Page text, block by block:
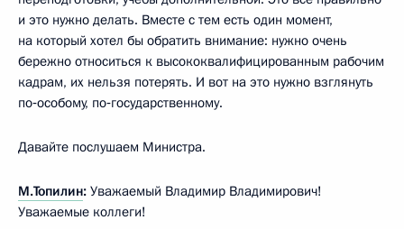
и это нужно делать. Вместе с тем есть один момент,
на который хотел бы обратить внимание: нужно очень
бережно относиться к высококвалифицированным рабочим
кадрам, их нельзя потерять. И вот на это нужно взглянуть
по‑особому, по‑государственному.
Давайте послушаем Министра.
М.Топилин: Уважаемый Владимир Владимирович!
Уважаемые коллеги!